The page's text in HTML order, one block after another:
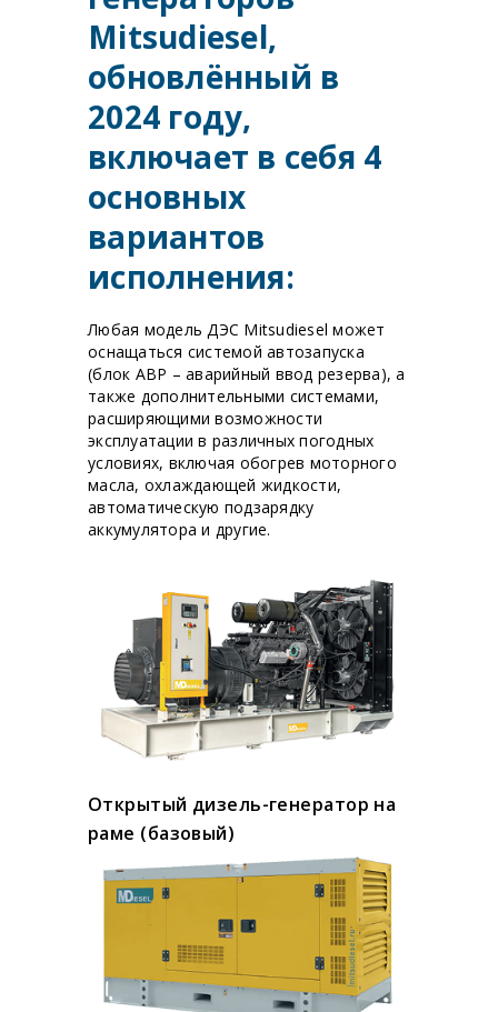
Mitsudiesel,
обновлённый в
2024 году,
включает в себя 4
основных
вариантов
исполнения:
Любая модель ДЭС Mitsudiesel может
оснащаться системой автозапуска
(блок АВР – аварийный ввод резерва), а
также дополнительными системами,
расширяющими возможности
эксплуатации в различных погодных
условиях, включая обогрев моторного
масла, охлаждающей жидкости,
автоматическую подзарядку
аккумулятора и другие.
Открытый дизель-генератор на
раме (базовый)